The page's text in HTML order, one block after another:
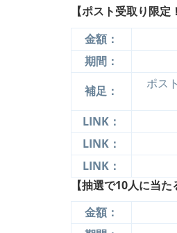
【ポスト受取り限定
金額：
期間：
補足：
ポス
LINK：
LINK：
LINK：
【抽選で10人に当
金額：